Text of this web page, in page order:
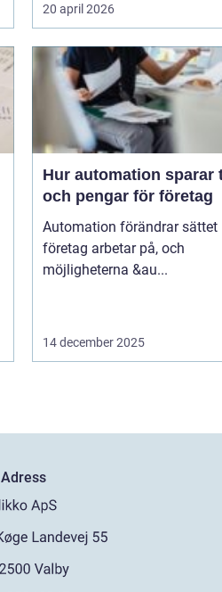
20 april 2026
Hur automation sparar
och pengar för företag
Automation förändrar sättet
företag arbetar på, och
möjligheterna &au...
14 december 2025
Adress